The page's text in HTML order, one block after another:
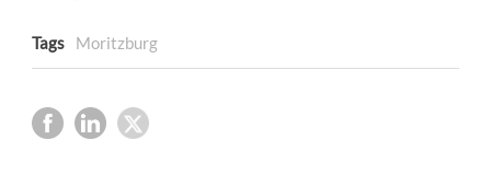
Tags Moritzburg